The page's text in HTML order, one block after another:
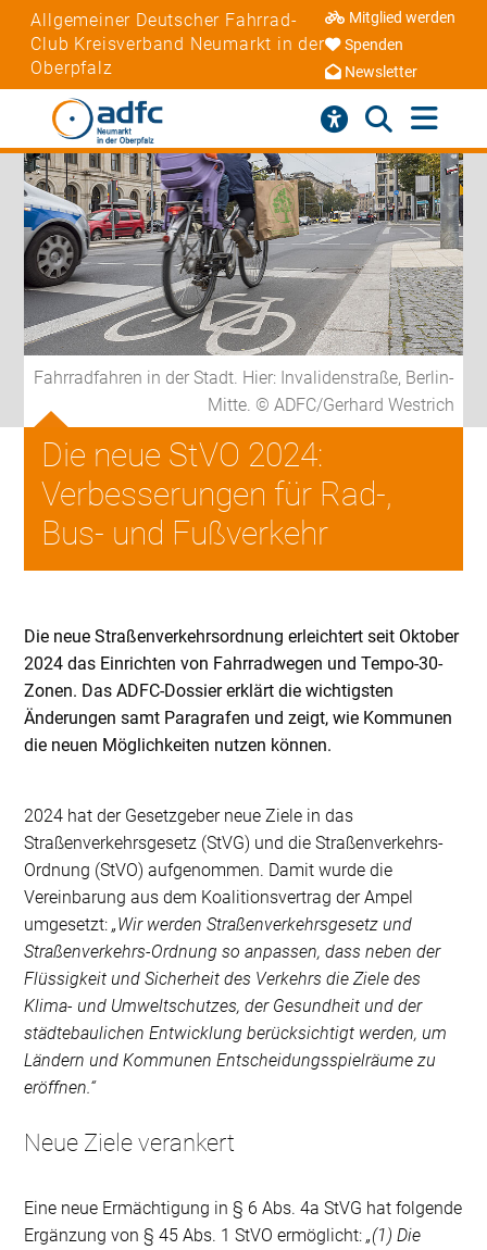
Allgemeiner Deutscher Fahrrad-
Club Kreisverband Neumarkt in der
Oberpfalz
Mitglied werden
Spenden
Newsletter
Fahrradfahren in der Stadt. Hier: Invalidenstraße, Berlin-
Mitte. © ADFC/Gerhard Westrich
Die neue StVO 2024:
Verbesserungen für Rad-,
Bus- und Fußverkehr
Die neue Straßenverkehrsordnung erleichtert seit Oktober
2024 das Einrichten von Fahrradwegen und Tempo-30-
Zonen. Das ADFC-Dossier erklärt die wichtigsten
Änderungen samt Paragrafen und zeigt, wie Kommunen
die neuen Möglichkeiten nutzen können.
2024 hat der Gesetzgeber neue Ziele in das
Straßenverkehrsgesetz (StVG) und die Straßenverkehrs-
Ordnung (StVO) aufgenommen. Damit wurde die
Vereinbarung aus dem Koalitionsvertrag der Ampel
umgesetzt:„Wir werden Straßenverkehrsgesetz und
Straßenverkehrs-Ordnung so anpassen, dass neben der
Flüssigkeit und Sicherheit des Verkehrs die Ziele des
Klima- und Umweltschutzes, der Gesundheit und der
städtebaulichen Entwicklung berücksichtigt werden, um
Ländern und Kommunen Entscheidungsspielräume zu
eröffnen.“
Neue Ziele verankert
Eine neue Ermächtigung in § 6 Abs. 4a StVG hat folgende
Ergänzung von § 45 Abs. 1 StVO ermöglicht:„(1) Die